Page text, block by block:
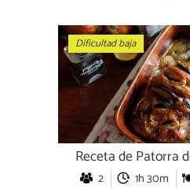
Dificultad baja
Receta de Patorra
2 1h 30m